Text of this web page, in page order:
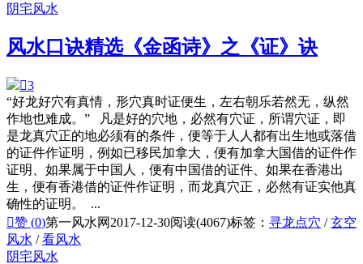
阴宅风水
风水口诀精选《金函诗》之《证》诀
3
“好龙好穴有真情，形穴真时证便生，左右朝乐若然无，纵然
作地也难成。” 凡是好的穴地，必然有穴证，所谓穴证，即
是龙真穴正的地必须有的条件，便等于人人都有出生地或落借
的证件作证明，例如已移民加拿大，便有加拿大国借的证件作
证明、如果属于中国人，便有中国借的证件、如果在香港出
生，便有香港借的证件作证明，而龙真穴正，必然有证实他真
确性的证明。 ...
赞 (0)第一风水网 2017-12-30阅读(4067)标签： 寻龙点穴 /玄空
风水 /看风水
阴宅风水